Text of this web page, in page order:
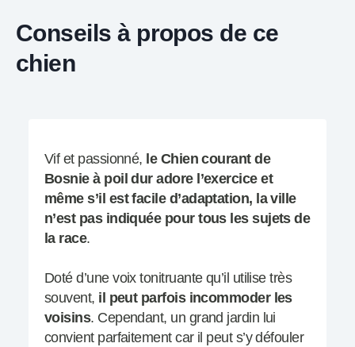
Conseils à propos de ce
chien
Vif et passionné, le Chien courant de
Bosnie à poil dur adore l’exercice et
même s’il est facile d’adaptation, la ville
n’est pas indiquée pour tous les sujets de
la race.
Doté d’une voix tonitruante qu’il utilise très
souvent, il peut parfois incommoder les
voisins. Cependant, un grand jardin lui
convient parfaitement car il peut s’y défouler